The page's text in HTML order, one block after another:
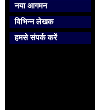
नया आगमन
विभिन्न लेखक
हमसे संपर्क करें